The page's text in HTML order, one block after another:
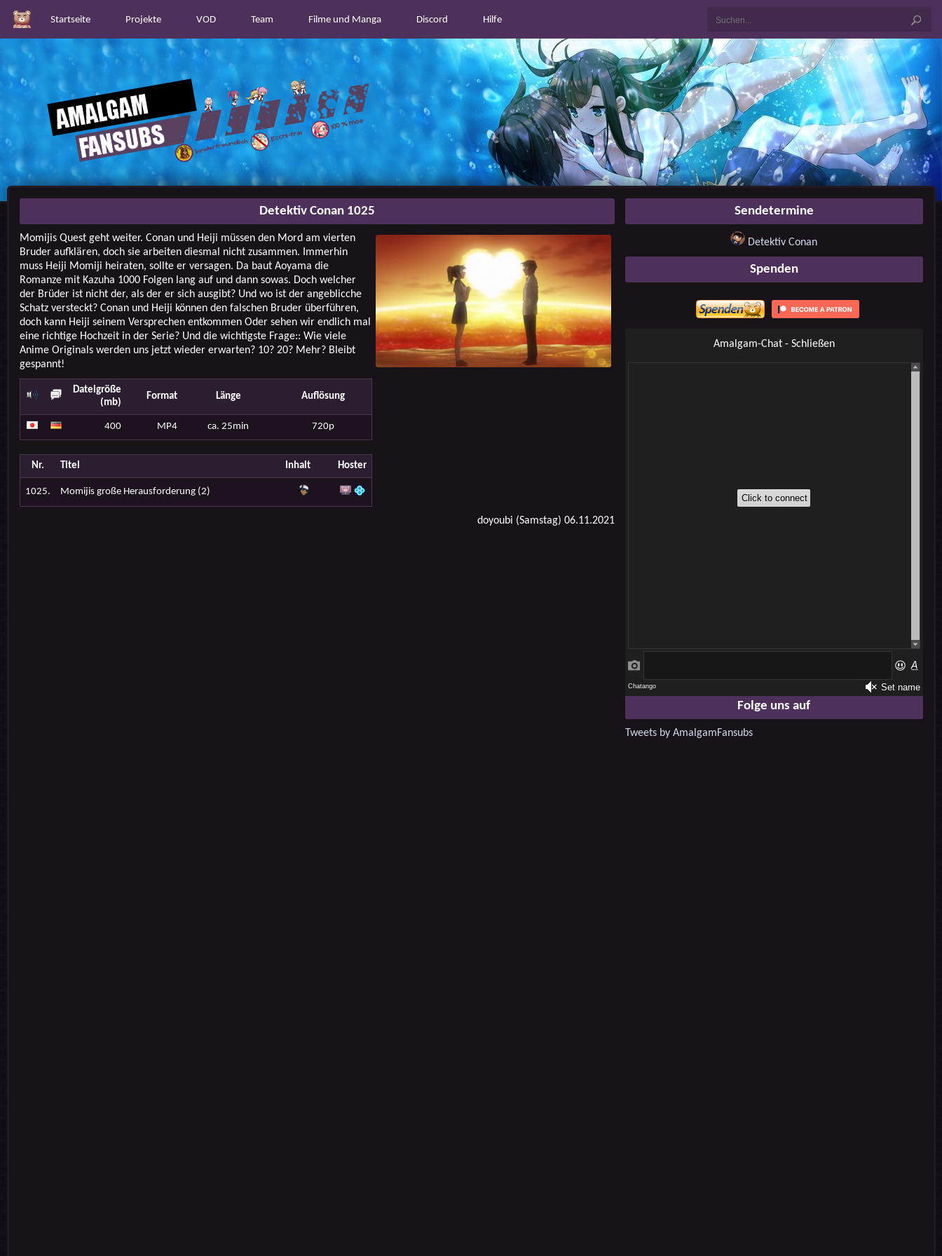
Startseite Projekte VOD Team Filme und Manga Discord Hilfe
Detektiv Conan 1025
Momijis Quest geht weiter. Conan und Heiji müssen den Mord am vierten
Bruder aufklären, doch sie arbeiten diesmal nicht zusammen. Immerhin
muss Heiji Momiji heiraten, sollte er versagen. Da baut Aoyama die
Romanze mit Kazuha 1000 Folgen lang auf und dann sowas. Doch welcher
der Brüder ist nicht der, als der er sich ausgibt? Und wo ist der angeblicche
Schatz versteckt? Conan und Heiji können den falschen Bruder überführen,
doch kann Heiji seinem Versprechen entkommen Oder sehen wir endlich mal
eine richtige Hochzeit in der Serie? Und die wichtigste Frage:: Wie viele
Anime Originals werden uns jetzt wieder erwarten? 10? 20? Mehr? Bleibt
gespannt!
Dateigröße
(mb)
Format Länge Auflösung
400 MP4 ca. 25min 720p
Nr. Titel Inhalt Hoster
1025. Momijis große Herausforderung (2)
doyoubi (Samstag) 06.11.2021
Sendetermine
Detektiv Conan
Spenden
Amalgam-Chat - Schließen
Folge uns auf
Tweets by AmalgamFansubs